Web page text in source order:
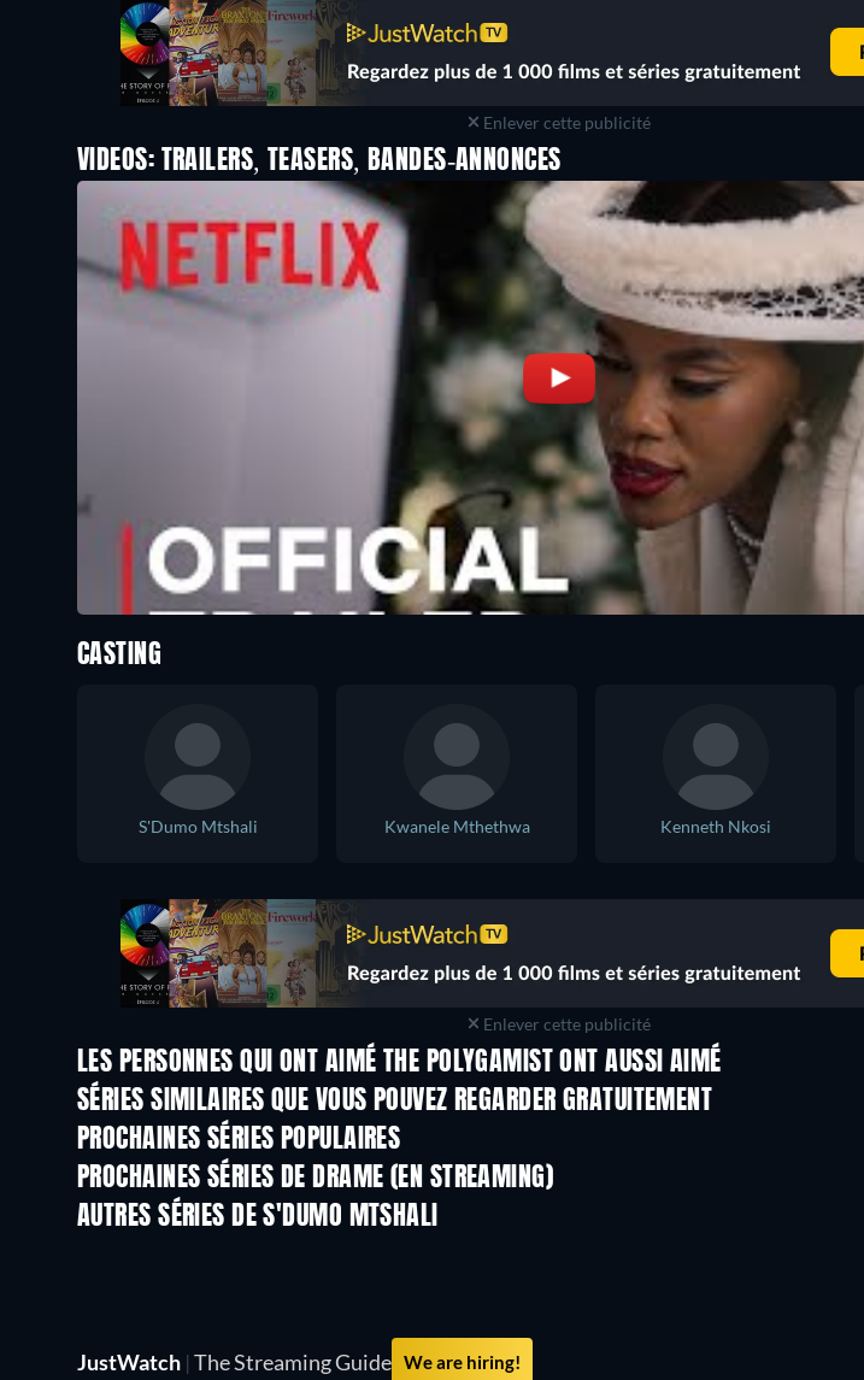
Enlever cette publicité
VIDEOS: TRAILERS, TEASERS, BANDES-ANNONCES
CASTING
S'Dumo Mtshali Kwanele Mthethwa Kenneth Nkosi
Enlever cette publicité
LES PERSONNES QUI ONT AIMÉ THE POLYGAMIST ONT AUSSI AIMÉ
Série
SÉRIES SIMILAIRES QUE VOUS POUVEZ REGARDER GRATUITEMENT
PROCHAINES SÉRIES POPULAIRES
Série
PROCHAINES SÉRIES DE DRAME (EN STREAMING)
Saison 6 Saison 2
AUTRES SÉRIES DE S'DUMO MTSHALI
Série
JustWatch | The Streaming Guide We are hiring!